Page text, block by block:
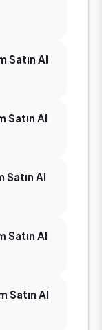
Satın Al
Satın Al
Satın Al
Satın Al
Satın Al